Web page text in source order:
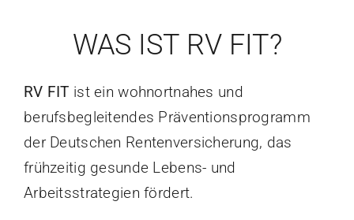
WAS IST RV FIT?
RV FIT ist ein wohnortnahes und
berufsbegleitendes Präventionsprogramm
der Deutschen Rentenversicherung, das
frühzeitig gesunde Lebens- und
Arbeitsstrategien fördert.